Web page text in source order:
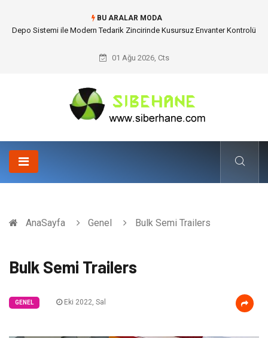
BU ARALAR MODA
Depo Sistemi ile Modern Tedarik Zincirinde Kusursuz Envanter Kontrolü
01 Ağu 2026, Cts
AnaSayfa Genel Bulk Semi Trailers
Bulk Semi Trailers
GENEL Eki 2022, Sal